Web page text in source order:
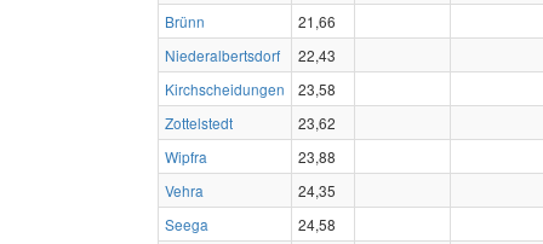
Brünn
21,66
Niederalbertsdorf
22,43
Kirchscheidungen
23,58
Zottelstedt
23,62
Wipfra
23,88
Vehra
24,35
Seega
24,58